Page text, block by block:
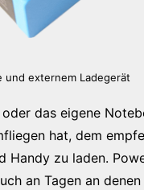
und externem Ladegerät
das eigene
hat, dem
Handy zu laden.
an Tagen an